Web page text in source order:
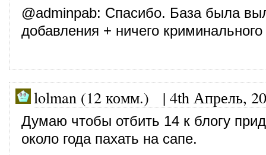
@adminpab: Спасибо. База была
добавления + ничего
lolman (12 комм.) | 4th Апрель,
Думаю чтобы отбить 14 к блогу
около года пахать на сапе.